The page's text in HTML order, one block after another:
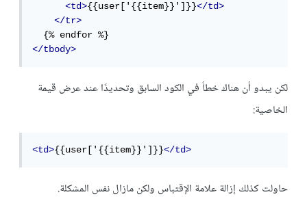
<td>{{user['{{item}}']}}</td>
</tr>
</tbody>
لكن يبدو أن هناك خطأ في الكود السابق وتحديدًا عند عرض قيمة
الخاصية:
<td>{{user['{{item}}']}}</td>
حاولت كذلك إزالة علامة الإقتباس ولكن مازال نفس المشكلة.